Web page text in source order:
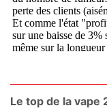
Le top de la vape